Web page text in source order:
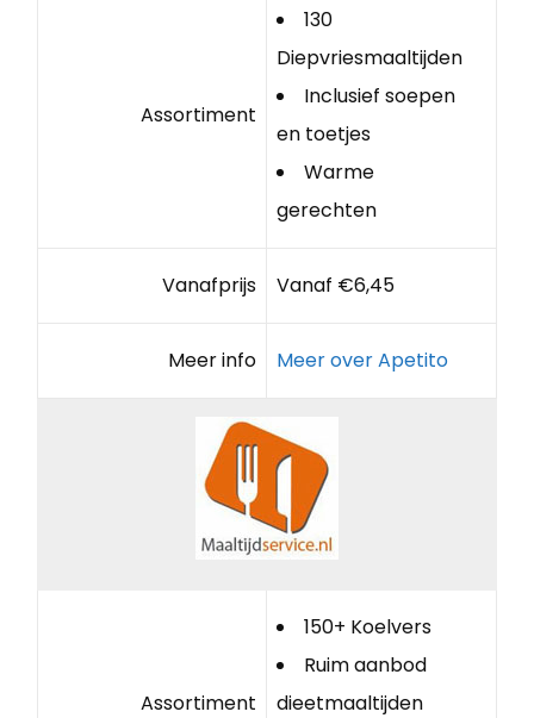
Assortiment
130
Diepvriesmaaltijden
Inclusief soepen
en toetjes
Warme
gerechten
Vanafprijs Vanaf €6,45
Meer info Meer over Apetito
Assortiment
150+ Koelvers
Ruim aanbod
dieetmaaltijden